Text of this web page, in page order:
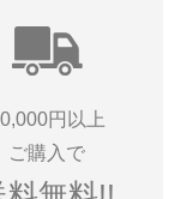
円以上
ご購入で